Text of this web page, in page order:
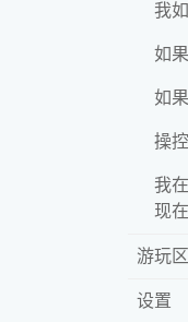
我
如
如
操
我
现
游玩区
设置